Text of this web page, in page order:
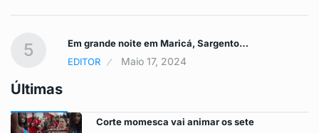
5
Em grande noite em Maricá, Sargento…
EDITOR
Maio 17, 2024
Últimas
Corte momesca vai animar os sete